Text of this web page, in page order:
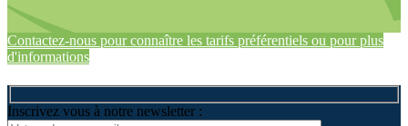
Contactez-nous pour connaître les tarifs préférentiels ou pour plus
d'informations
Inscrivez vous à notre newsletter :